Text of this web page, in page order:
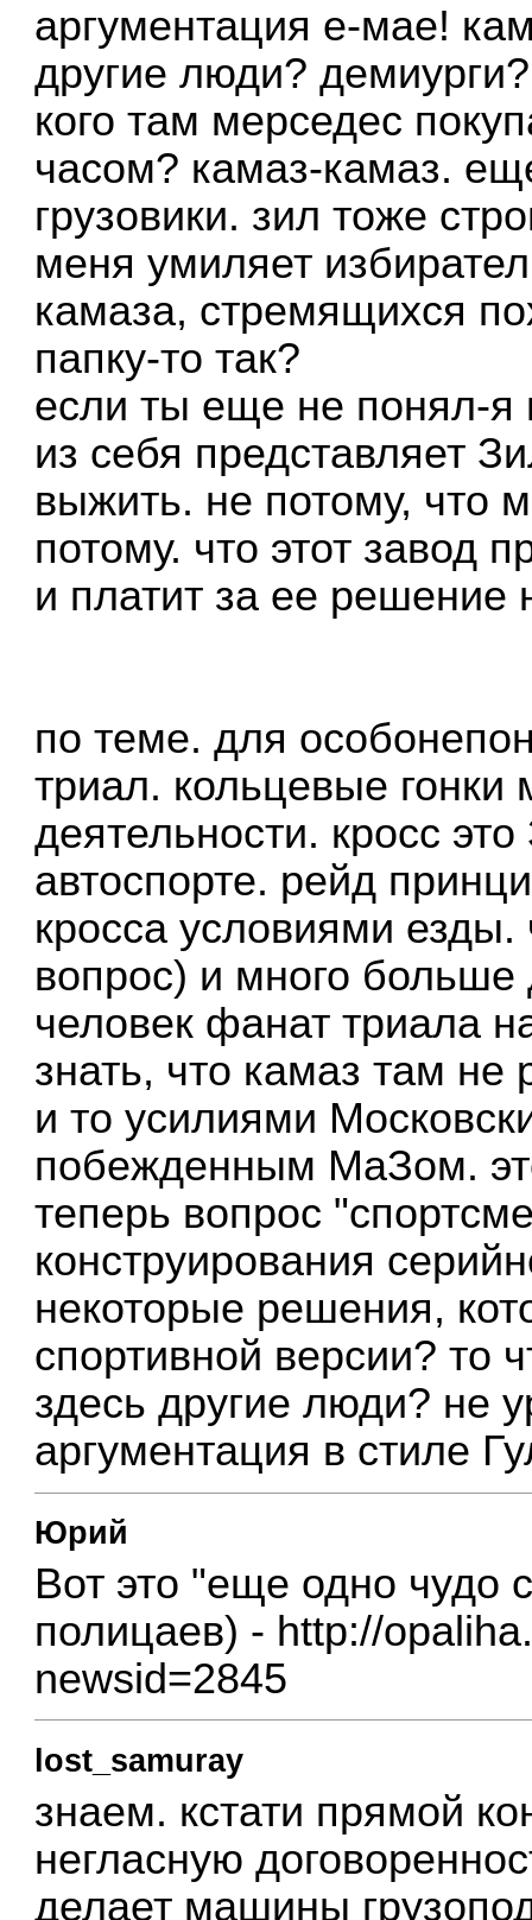
аргументация е-мае!
другие люди?
кого там мерседес
часом? камаз-камаз.
грузовики. зил тоже
меня умиляет
камаза, стремящихся
папку-то так?
если ты еще не понял-я
из себя представляет
выжить. не потому, что
потому. что этот завод
и платит за ее решение
по теме. для
триал. кольцевые
деятельности. кросс
автоспорте. рейд
кросса условиями езды.
вопрос) и много
человек фанат триала
знать, что камаз там
и то усилиями
побежденным МаЗом.
теперь вопрос
конструирования
некоторые решения,
спортивной версии? то
здесь другие люди? не
аргументация в стиле
Юрий
Вот это "еще одно чудо
полицаев) - http://
newsid=2845
lost_samuray
знаем. кстати прямой
негласную
делает машины